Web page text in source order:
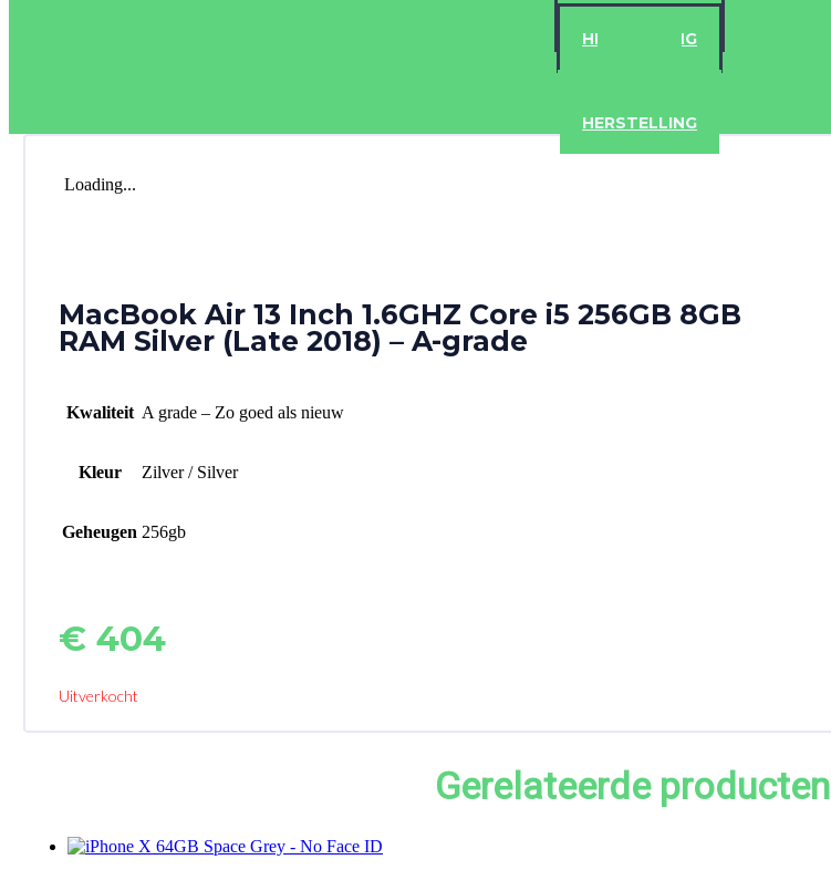
HERSTELLING
HERSTELLING
Loading...
MacBook Air 13 Inch 1.6GHZ Core i5 256GB 8GB
RAM Silver (Late 2018) – A-grade
Kwaliteit A grade – Zo goed als nieuw
Kleur Zilver / Silver
Geheugen 256gb
€ 404
Uitverkocht
Gerelateerde producten